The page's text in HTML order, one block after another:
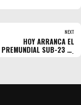
NEXT
HOY ARRANCA EL
PREMUNDIAL SUB-23 EN